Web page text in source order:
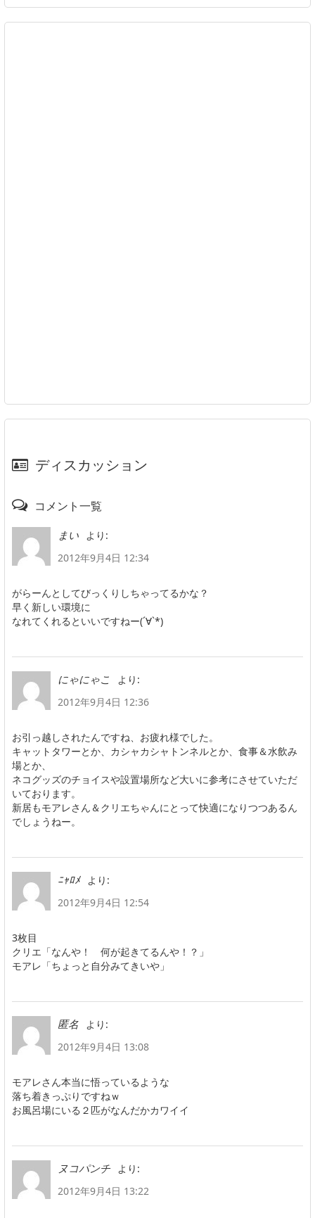
ディスカッション
コメント一覧
まい
より:
2012年9月4日 12:34
がらーんとしてびっくりしちゃってるかな？
早く新しい環境に
なれてくれるといいですねー(´∀`*)
にゃにゃこ
より:
2012年9月4日 12:36
お引っ越しされたんですね、お疲れ様でした。
キャットタワーとか、カシャカシャトンネルとか、食事＆水飲み
場とか、
ネコグッズのチョイスや設置場所など大いに参考にさせていただ
いております。
新居もモアレさん＆クリエちゃんにとって快適になりつつあるん
でしょうねー。
ﾆｬﾛﾒ
より:
2012年9月4日 12:54
3枚目
クリエ「なんや！ 何が起きてるんや！？」
モアレ「ちょっと自分みてきいや」
匿名
より:
2012年9月4日 13:08
モアレさん本当に悟っているような
落ち着きっぷりですねｗ
お風呂場にいる２匹がなんだかカワイイ
ヌコパンチ
より:
2012年9月4日 13:22